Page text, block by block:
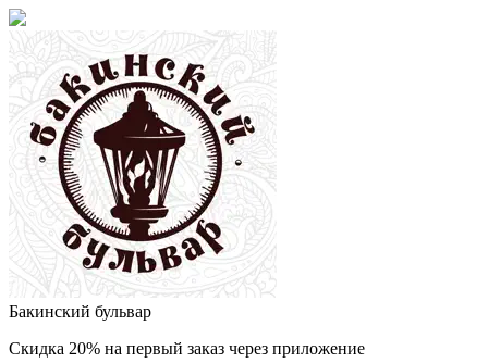
Бакинский бульвар
Скидка 20% на первый заказ через приложение